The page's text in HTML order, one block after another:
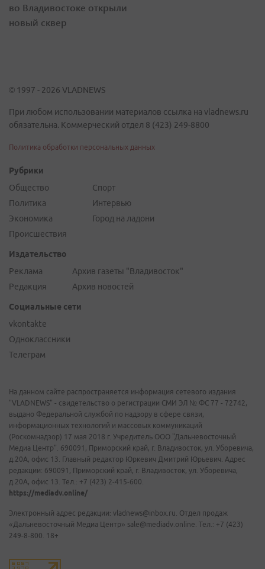
во Владивостоке открыли
новый сквер
© 1997 - 2026 VLADNEWS
При любом использовании материалов ссылка на vladnews.ru
обязательна. Коммерческий отдел 8 (423) 249-8800
Политика обработки персональных данных
Рубрики
Общество
Политика
Экономика
Происшествия
Спорт
Интервью
Город на ладони
Издательство
Реклама
Редакция
Архив газеты "Владивосток"
Архив новостей
Социальные сети
vkontakte
Одноклассники
Телеграм
На данном сайте распространяется информация сетевого издания
"VLADNEWS" - свидетельство о регистрации СМИ ЭЛ № ФС 77 - 72742,
выдано Федеральной службой по надзору в сфере связи,
информационных технологий и массовых коммуникаций
(Роскомнадзор) 17 мая 2018 г. Учредитель ООО "Дальневосточный
Медиа Центр". 690091, Приморский край, г. Владивосток, ул. Уборевича,
д.20А, офис 13. Главный редактор Юркевич Дмитрий Юрьевич. Адрес
редакции: 690091, Приморский край, г. Владивосток, ул. Уборевича,
д.20А, офис 13. Тел.: +7 (423) 2-415-600.
https://mediadv.online/
Электронный адрес редакции: vladnews@inbox.ru. Отдел продаж
«Дальневосточный Медиа Центр» sale@mediadv.online. Тел.: +7 (423)
249-8-800. 18+